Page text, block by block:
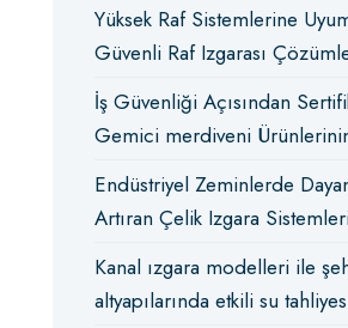
Yüksek Raf Sistemlerine
Güvenli Raf Izgarası
İş Güvenliği Açısından
Gemici merdiveni
Endüstriyel Zeminlerde
Artıran Çelik Izgara Sistemleri
Kanal ızgara modelleri ile
altyapılarında etkili su